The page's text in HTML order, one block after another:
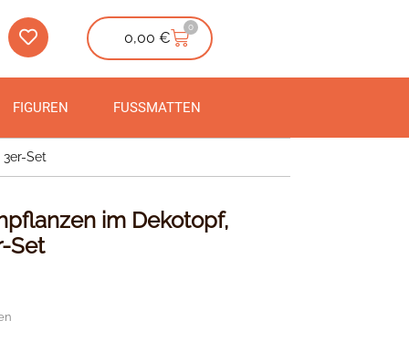
0,00€
0
FIGUREN FUSSMATTEN
Set
im Dekotopf,
Set